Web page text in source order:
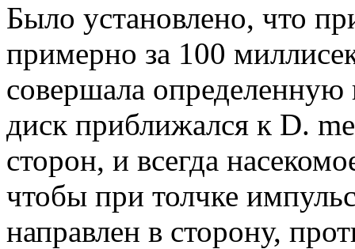
Было установлено, что
примерно за 100
совершала
диск приближался к D.
сторон, и всегда
чтобы при толчке
направлен в сторону,